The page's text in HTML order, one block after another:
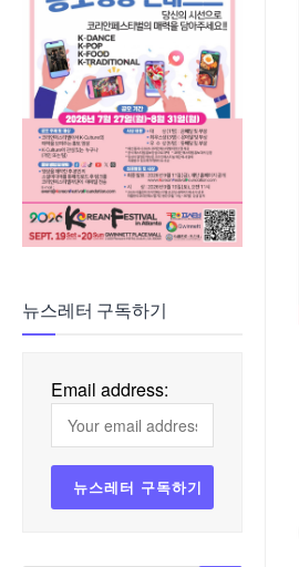
뉴스레터 구독하기
Email address: